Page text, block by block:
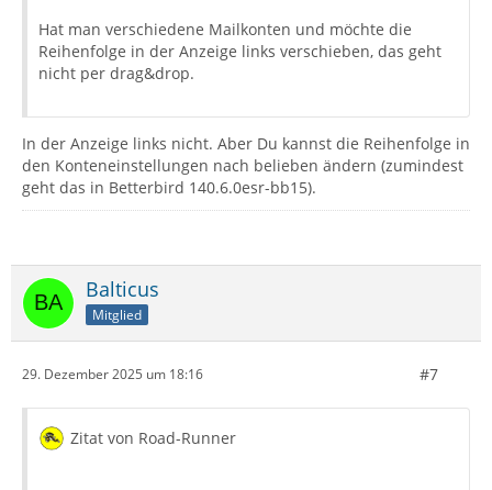
Hat man verschiedene Mailkonten und möchte die
Reihenfolge in der Anzeige links verschieben, das geht
nicht per drag&drop.
In der Anzeige links nicht. Aber Du kannst die Reihenfolge in
den Konteneinstellungen nach belieben ändern (zumindest
geht das in Betterbird 140.6.0esr-bb15).
Balticus
Mitglied
29. Dezember 2025 um 18:16 #7
Zitat von Road-Runner